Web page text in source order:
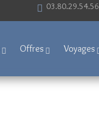
03.80.29.54.56
Offres Voyages